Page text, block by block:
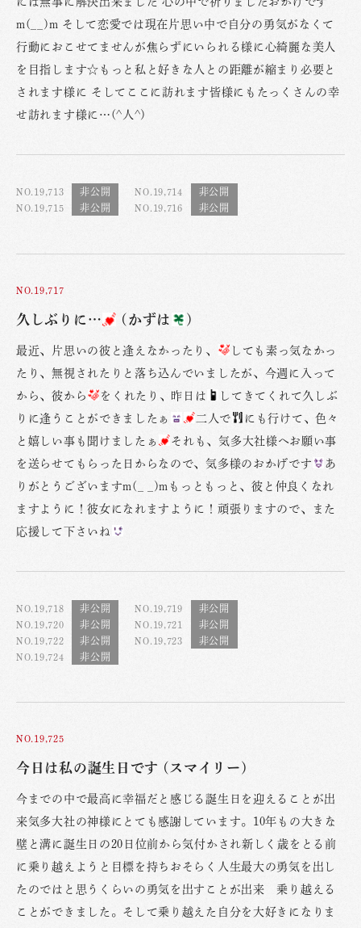
m(__)m そして恋愛では現在片思い中で自分の勇気がなくて
行動におこせてませんが焦らずにいられる様に心綺麗な美人
を目指します☆もっと私と好きな人との距離が縮まり必要と
されます様に そしてここに訪れます皆様にもたっくさんの幸
せ訪れます様に…(^人^)
NO.19,713
NO.19,714
NO.19,715
NO.19,716
NO.19,717
久しぶりに… (かずは )
最近、片思いの彼と逢えなかったり、
しても素っ気なかっ
たり、無視されたりと落ち込んでいましたが、今週に入って
から、彼から
をくれたり、昨日は
してきてくれて久しぶ
りに逢うことができましたぁ
二人で
にも行けて、色々
と嬉しい事も聞けましたぁ
それも、気多大社様へお願い事
を送らせてもらった日からなので、気多様のおかげです
あ
りがとうございますm(_ _)mもっともっと、彼と仲良くなれ
ますように！彼女になれますように！頑張りますので、また
応援して下さいね
NO.19,718
NO.19,719
NO.19,720
NO.19,721
NO.19,722
NO.19,723
NO.19,724
NO.19,725
今日は私の誕生日です (スマイリー)
今までの中で最高に幸福だと感じる誕生日を迎えることが出
来気多大社の神様にとても感謝しています。10年もの大きな
壁と溝に誕生日の20日位前から気付かされ新しく歳をとる前
に乗り越えようと目標を持ちおそらく人生最大の勇気を出し
たのではと思うくらいの勇気を出すことが出来 乗り越える
ことができました。そして乗り越えた自分を大好きになりま